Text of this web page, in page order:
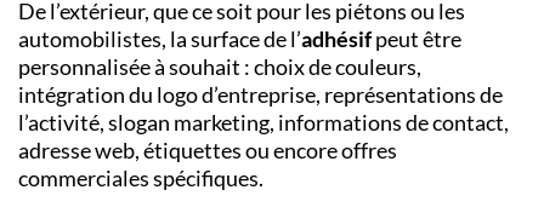
De l’extérieur, que ce soit pour les piétons ou les
automobilistes, la surface de l’adhésifpeut être
personnalisée à souhait : choix de couleurs,
intégration du logo d’entreprise, représentations de
l’activité, slogan marketing, informations de contact,
adresse web, étiquettes ou encore offres
commerciales spécifiques.